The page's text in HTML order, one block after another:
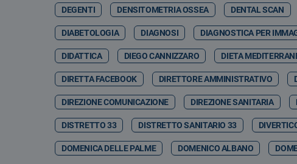
DEGENTI DENSITOMETRIA OSSEA DENTAL SCAN
DIABETOLOGIA DIAGNOSI DIAGNOSTICA PER
DIDATTICA DIEGO CANNIZZARO DIETA
DIRETTA FACEBOOK DIRETTORE AMMINISTRATIVO
DIREZIONE COMUNICAZIONE DIREZIONE SANITARIA
DISTRETTO 33 DISTRETTO SANITARIO 33
DOMENICA DELLE PALME DOMENICO ALBANO